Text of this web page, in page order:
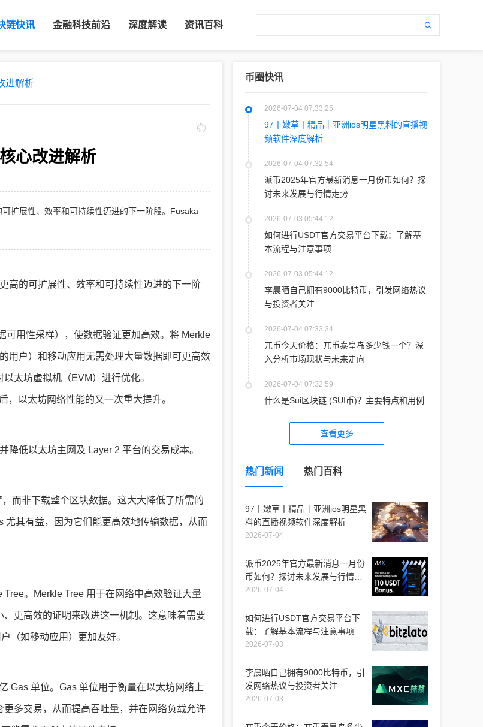
链快讯 金融科技前沿 深度解读 资讯百科
进解析
心改进解析
扩展性、效率和可持续性迈进的下一阶段。Fusaka
高的可扩展性、效率和可持续性迈进的下一阶
用性采样），使数据验证更加高效。将 Merkle
用户）和移动应用无需处理大量数据即可更高效
太坊虚拟机（EVM）进行优化。
，以太坊网络性能的又一次重大提升。
低以太坊主网及 Layer 2 平台的交易成本。
而非下载整个区块数据。这大大降低了所需的
其有益，因为它们能更高效地传输数据，从而
。Merkle Tree 用于在网络中高效验证大量
更高效的证明来改进这一机制。这意味着需要
（如移动应用）更加友好。
Gas 单位。Gas 单位用于衡量在以太坊网络上
多交易，从而提高吞吐量，并在网络负载允许
币圈快讯
2026-07-04 07:33:25
97丨嫩草丨精品｜亚洲ios明星黑料的直播视
频软件深度解析
2026-07-04 07:32:54
派币2025年官方最新消息一月份币如何？探
讨未来发展与行情走势
2026-07-03 05:44:12
如何进行USDT官方交易平台下载：了解基
本流程与注意事项
2026-07-03 05:44:12
李晨晒自己拥有9000比特币，引发网络热议
与投资者关注
2026-07-04 07:33:34
兀币今天价格：兀币泰皇岛多少钱一个？深
入分析市场现状与未来走向
2026-07-04 07:32:59
什么是Sui区块链 (SUI币)？主要特点和用例
查看更多
热门新闻 热门百科
97丨嫩草丨精品｜亚洲ios明星黑
料的直播视频软件深度解析
2026-07-04
派币2025年官方最新消息一月份
币如何？探讨未来发展与行情走
势
2026-07-04
如何进行USDT官方交易平台下
载：了解基本流程与注意事项
2026-07-03
李晨晒自己拥有9000比特币，引
发网络热议与投资者关注
2026-07-03